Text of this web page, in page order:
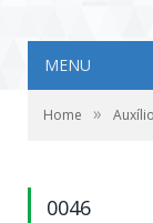
MENU
Home »
0046